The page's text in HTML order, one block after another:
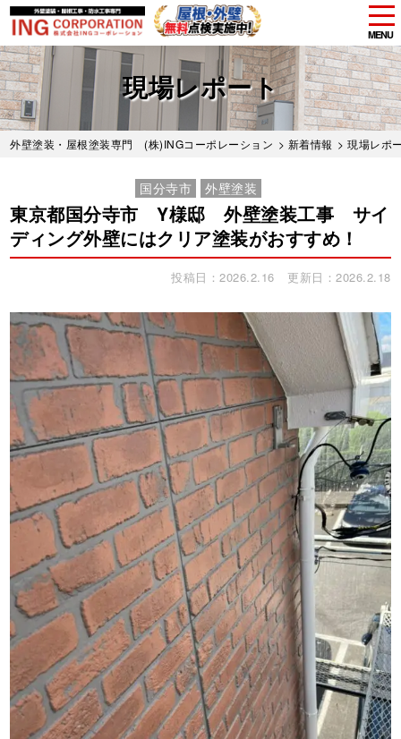
Skip
to
main
content
MENU
現場レポート
外壁塗装・屋根塗装専門 (株)INGコーポレーション > 新着情報 >現場レポ
国分寺市 外壁塗装
東京都国分寺市 Y様邸 外壁塗装工事 サイ
ディング外壁にはクリア塗装がおすすめ！
投稿日：2026.2.16 更新日：2026.2.18